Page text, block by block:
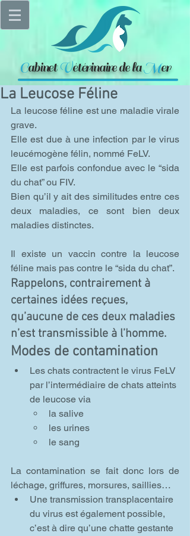
CabinetVétérinaire de laMer
La Leucose Féline
La leucose féline est une maladie virale
grave.
Elle est due à une infection par le virus
leucémogène félin, nommé FeLV.
Elle est parfois confondue avec le “sida
du chat” ou FIV.
Bien qu’il y ait des similitudes entre ces
deux maladies, ce sont bien deux
maladies distinctes.
Il existe un vaccin contre la leucose
féline mais pas contre le “sida du chat”.
Rappelons, contrairement à
certaines idées reçues,
qu’aucune de ces deux maladies
n’est transmissible à l’homme.
Modes de contamination
Les chats contractent le virus FeLV
par l’intermédiaire de chats atteints
de leucose via
la salive
les urines
le sang
La contamination se fait donc lors de
léchage, griffures, morsures, saillies…
Une transmission transplacentaire
du virus est également possible,
c’est à dire qu’une chatte gestante